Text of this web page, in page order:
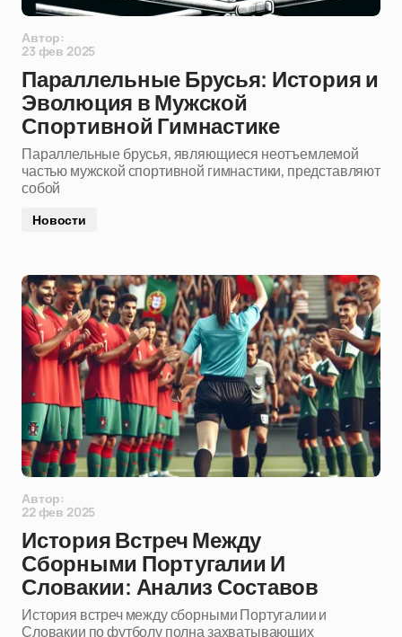
Автор:
23 фев 2025
Параллельные Брусья: История и
Эволюция в Мужской
Спортивной Гимнастике
Параллельные брусья, являющиеся неотъемлемой
частью мужской спортивной гимнастики, представляют
собой
Новости
Автор:
22 фев 2025
История Встреч Между
Сборными Португалии И
Словакии: Анализ Составов
История встреч между сборными Португалии и
Словакии по футболу полна захватывающих